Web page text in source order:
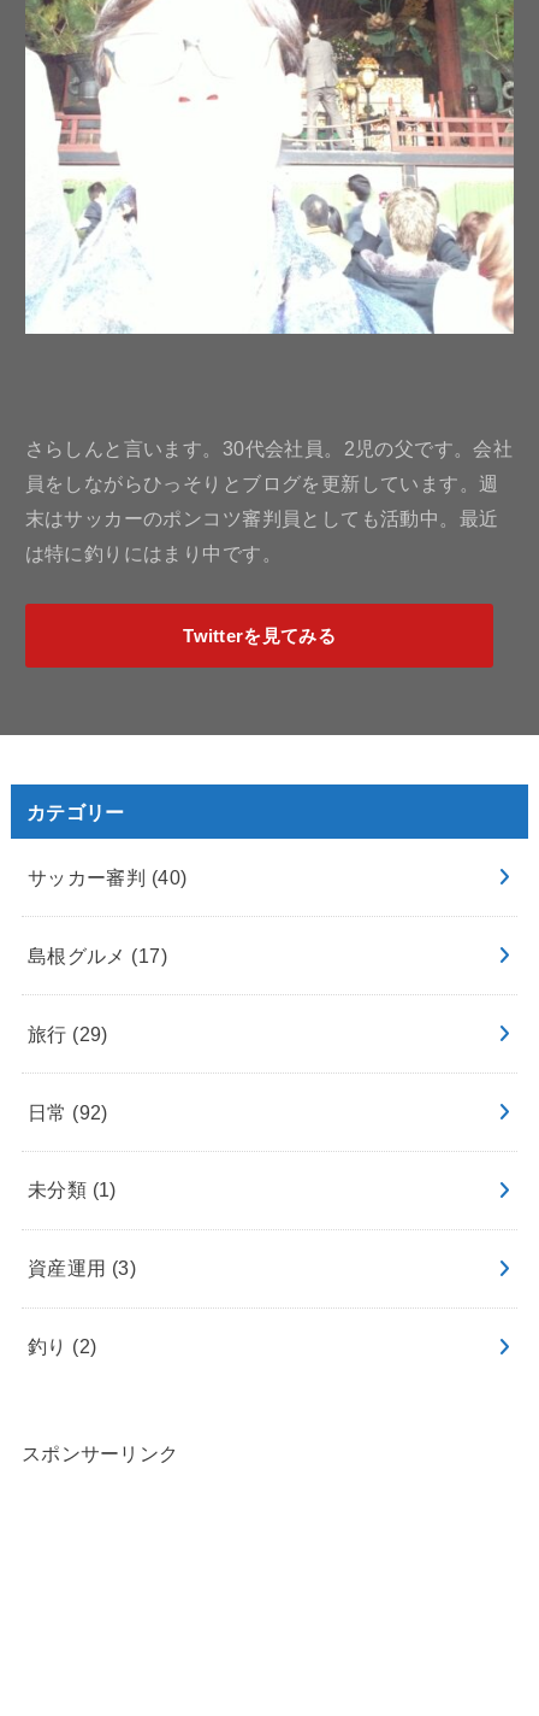
さらしんと言います。30代会社員。2児の父です。会社
員をしながらひっそりとブログを更新しています。週
末はサッカーのポンコツ審判員としても活動中。最近
は特に釣りにはまり中です。
Twitterを見てみる
カテゴリー
サッカー審判 (40)
島根グルメ (17)
旅行 (29)
日常 (92)
未分類 (1)
資産運用 (3)
釣り (2)
スポンサーリンク